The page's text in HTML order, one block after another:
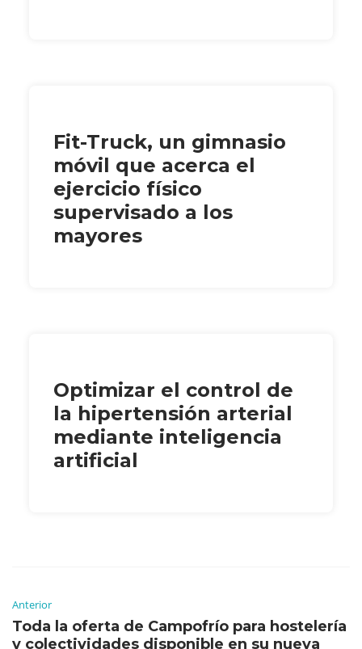
Fit-Truck, un gimnasio
móvil que acerca el
ejercicio físico
supervisado a los
mayores
Optimizar el control de
la hipertensión arterial
mediante inteligencia
artificial
Anterior
Toda la oferta de Campofrío para hostelería
y colectividades disponible en su nueva